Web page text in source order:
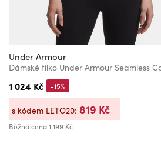
Under Armour
1 024 Kč
Běžná cena1 199 Kč
-15%
s kódem LETO20: 819 Kč